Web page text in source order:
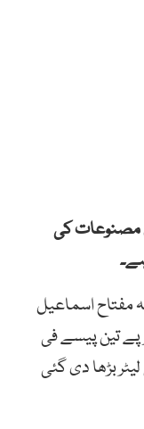
پیٹرولیم مصنوعات کی
مفتاح اسماعیل
کیا کہ پیٹرول کی قیمت 24 روپے تین پیسے فی
قیمت 59 روپے فی لیٹر بڑھا دی گئی